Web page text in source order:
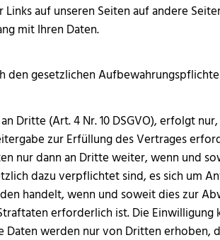
auf unseren Seiten auf andere
mit Ihren Daten.
den gesetzlichen
Dritte (Art. 4 Nr. 10 DSGVO), erfolgt
zur Erfüllung des Vertrages
nur dann an Dritte weiter, wenn und
dazu verpflichtet sind, es sich um
handelt, wenn und soweit dies zur
erforderlich ist. Die Einwilligung
werden nur von Dritten erhoben,